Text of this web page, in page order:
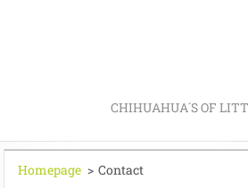
CHIHUAHUA´S OF
Homepage > Contact